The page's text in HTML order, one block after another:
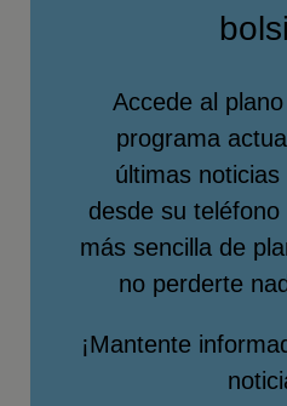
Accede al
programa
últimas
desde su
más sencilla de
no perderte
¡Mantente